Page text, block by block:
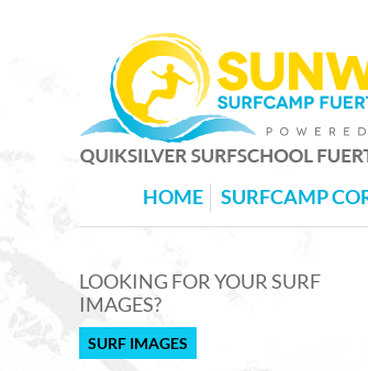
HOME SURFCAMP
LOOKING FOR YOUR SURF
IMAGES?
SURF IMAGES